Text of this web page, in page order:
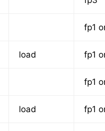
fp1
load fp1
fp1
load fp1